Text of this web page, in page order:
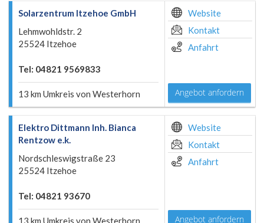
Solarzentrum Itzehoe GmbH
Lehmwohldstr. 2
25524 Itzehoe
Tel: 04821 9569833
13 km Umkreis von Westerhorn
Website
Kontakt
Anfahrt
Angebot anfordern
Elektro Dittmann Inh. Bianca
Rentzow e.k.
Nordschleswigstraße 23
25524 Itzehoe
Tel: 04821 93670
13 km Umkreis von Westerhorn
Website
Kontakt
Anfahrt
Angebot anfordern